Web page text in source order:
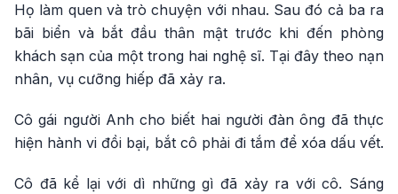
Họ làm quen và trò chuyện với nhau. Sau đó cả ba ra
bãi biển và bắt đầu thân mật trước khi đến phòng
khách sạn của một trong hai nghệ sĩ. Tại đây theo nạn
nhân, vụ cưỡng hiếp đã xảy ra.
Cô gái người Anh cho biết hai người đàn ông đã thực
hiện hành vi đồi bại, bắt cô phải đi tắm để xóa dấu vết.
Cô đã kể lại với dì những gì đã xảy ra với cô. Sáng